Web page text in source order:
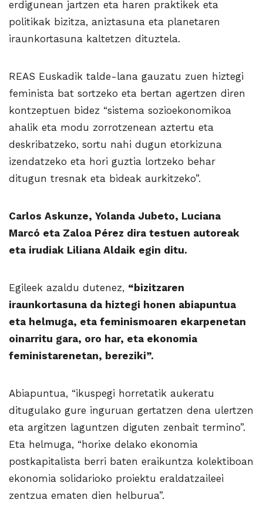
erdigunean jartzen eta haren praktikek eta
politikak bizitza, aniztasuna eta planetaren
iraunkortasuna kaltetzen dituztela.
REAS Euskadik talde-lana gauzatu zuen hiztegi
feminista bat sortzeko eta bertan agertzen diren
kontzeptuen bidez “sistema sozioekonomikoa
ahalik eta modu zorrotzenean aztertu eta
deskribatzeko, sortu nahi dugun etorkizuna
izendatzeko eta hori guztia lortzeko behar
ditugun tresnak eta bideak aurkitzeko”.
Carlos Askunze, Yolanda Jubeto, Luciana
Marcó eta Zaloa Pérez dira testuen autoreak
eta irudiak Liliana Aldaik egin ditu.
Egileek azaldu dutenez, “bizitzaren
iraunkortasuna da hiztegi honen abiapuntua
eta helmuga, eta feminismoaren ekarpenetan
oinarritu gara, oro har, eta ekonomia
feministarenetan, bereziki”.
Abiapuntua, “ikuspegi horretatik aukeratu
ditugulako gure inguruan gertatzen dena ulertzen
eta argitzen laguntzen diguten zenbait termino”.
Eta helmuga, “horixe delako ekonomia
postkapitalista berri baten eraikuntza kolektiboan
ekonomia solidarioko proiektu eraldatzaileei
zentzua ematen dien helburua”.